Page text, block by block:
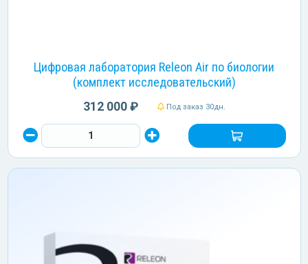
Цифровая лаборатория Releon Air по биологии
(комплект исследовательский)
312 000 ₽ Под заказ 30дн.